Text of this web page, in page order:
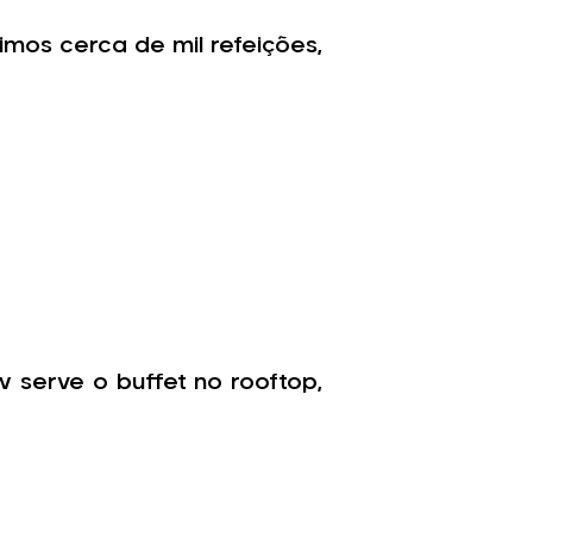
cerca de mil refeições,
serve o buffet no rooftop,